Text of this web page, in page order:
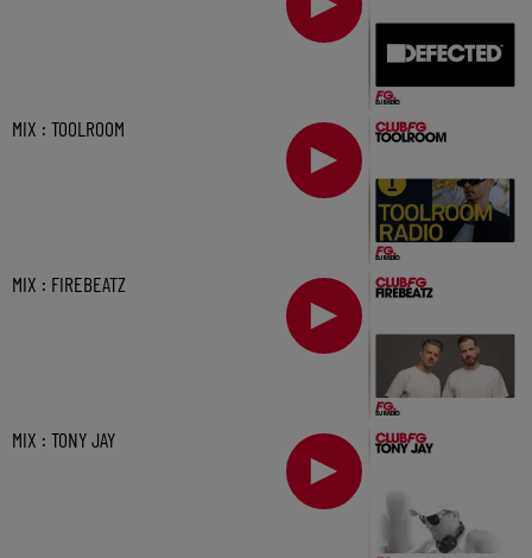
MIX : TOOLROOM
MIX : FIREBEATZ
MIX : TONY JAY